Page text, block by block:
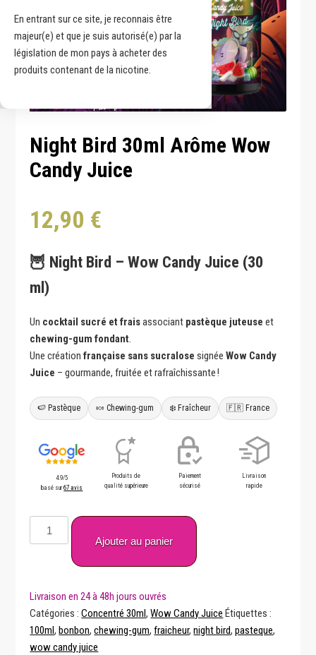
En entrant sur ce site, je reconnais être
majeur(e) et que je suis autorisé(e) par la
législation de mon pays à acheter des
produits contenant de la nicotine.
Night Bird 30ml Arôme Wow
Candy Juice
12,90 €
🦉 Night Bird – Wow Candy Juice (30
ml)
Un cocktail sucré et fraisassociant pastèque juteuse et
chewing-gum fondant.
Une créationfrançaise sans sucralose signéeWow Candy
Juice – gourmande, fruitée et rafraîchissante !
🍉 Pastèque 🍬 Chewing-gum ❄️ Fraîcheur 🇫🇷 France
4.9/5
basé sur67 avis
Produits de
qualité supérieure
Paiement
sécurisé
Livraison
rapide
quantité
de
30ml
Arôme
Wow
Candy
Ajouter au panier
Catégories :Concentré 30ml,Wow Candy Juice Étiquettes :
100ml, bonbon,chewing-gum,fraicheur,night bird,pasteque,
wow candy juice